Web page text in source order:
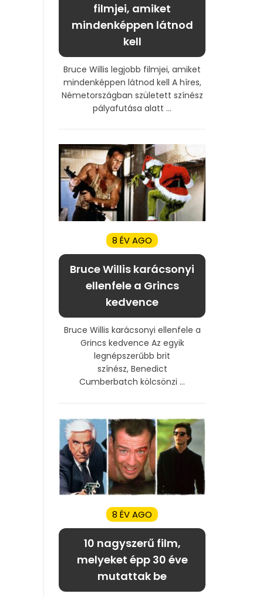
filmjei, amiket
mindenképpen látnod
kell
Bruce Willis legjobb filmjei, amiket
mindenképpen látnod kell A híres,
Németországban született színész
pályafutása alatt ...
8 ÉV AGO
Bruce Willis karácsonyi
ellenfele a Grincs
kedvence
Bruce Willis karácsonyi ellenfele a
Grincs kedvence Az egyik
legnépszerűbb brit
színész, Benedict
Cumberbatch kölcsönzi ...
8 ÉV AGO
10 nagyszerű film,
melyeket épp 30 éve
mutattak be